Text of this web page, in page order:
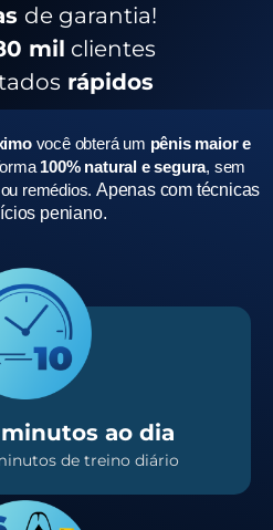
de garantia!
mil clientes
rápidos
você obterá um pênis maior e
100% natural e segura, sem
remédios.Apenas com técnicas
peniano.
ao dia
de treino diário